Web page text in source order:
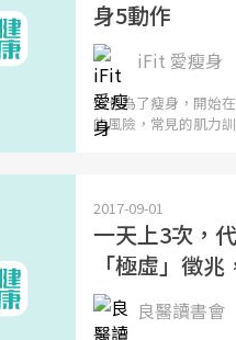
身5動作
iFit 愛瘦身
你也為了瘦身，開始
的風險，常見的肌力
2017-09-01
一天上3次，
「極虛」徵
良醫讀書會